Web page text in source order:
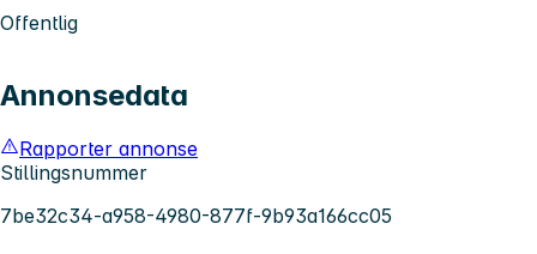
Offentlig
Annonsedata
Rapporter annonse
Stillingsnummer
7be32c34-a958-4980-877f-9b93a166cc05